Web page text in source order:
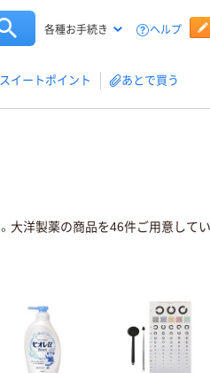
各種お手続き ヘルプ
スイートポイント あとで買う
大洋製薬の商品を46件ご用意してい